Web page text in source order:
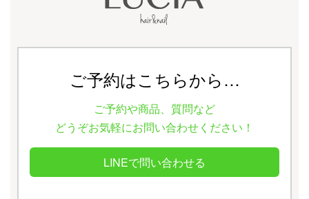
ご予約はこちらから…
ご予約や商品、質問など
どうぞお気軽にお問い合わせください！
LINEで問い合わせる